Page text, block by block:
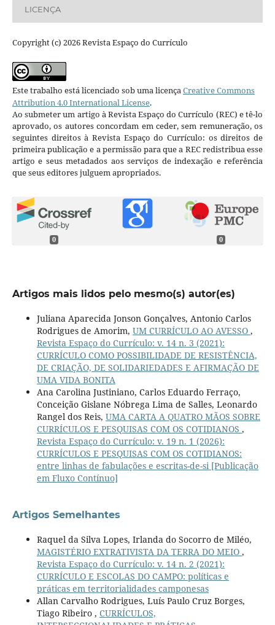
LICENÇA
Copyright (c) 2026 Revista Espaço do Currículo
Este trabalho está licenciado sob uma licença Creative Commons
Attribution 4.0 International License.
Ao submeter um artigo à Revista Espaço do Currículo (REC) e tê-lo
aprovado, os autores concordam em ceder, sem remuneração, os
seguintes direitos à Revista Espaço do Currículo: os direitos de
primeira publicação e a permissão para que a REC redistribua esse
artigo e seus metadados aos serviços de indexação e referência
que seus editores julguem apropriados.
0 0
Artigos mais lidos pelo mesmo(s) autor(es)
Juliana Aparecida Jonson Gonçalves, Antonio Carlos
Rodrigues de Amorim, UM CURRÍCULO AO AVESSO ,
Revista Espaço do Currículo: v. 14 n. 3 (2021):
CURRÍCULO COMO POSSIBILIDADE DE RESISTÊNCIA,
DE CRIAÇÃO, DE SOLIDARIEDADES E AFIRMAÇÃO DE
UMA VIDA BONITA
Ana Carolina Justiniano, Carlos Eduardo Ferraço,
Conceição Gislane Nóbrega Lima de Salles, Leonardo
Rangel dos Reis, UMA CARTA A QUATRO MÃOS SOBRE
CURRÍCULOS E PESQUISAS COM OS COTIDIANOS ,
Revista Espaço do Currículo: v. 19 n. 1 (2026):
CURRÍCULOS E PESQUISAS COM OS COTIDIANOS:
entre linhas de fabulações e escritas-de-si [Publicação
em Fluxo Contínuo]
Artigos Semelhantes
Raquel da Silva Lopes, Irlanda do Socorro de Miléo,
MAGISTÉRIO EXTRATIVISTA DA TERRA DO MEIO ,
Revista Espaço do Currículo: v. 14 n. 2 (2021):
CURRÍCULO E ESCOLAS DO CAMPO: políticas e
práticas em territorialidades camponesas
Allan Carvalho Rodrigues, Luís Paulo Cruz Borges,
Tiago Ribeiro , CURRÍCULOS,